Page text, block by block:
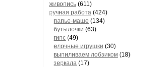
живопись (611)
ручная работа (424)
папье-маше (134)
бутылочки (63)
гипс (49)
елочные игрушки (30)
выпиливаем лобзиком (18)
зеркала (17)